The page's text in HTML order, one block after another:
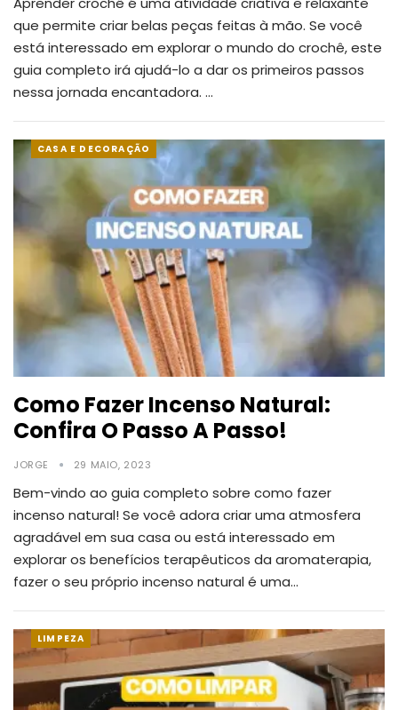
que permite criar belas peças feitas à mão. Se você
está interessado em explorar o mundo do crochê, este
guia completo irá ajudá-lo a dar os primeiros passos
nessa jornada encantadora. …
CASA E DECORAÇÃO
Como Fazer Incenso Natural:
Confira O Passo A Passo!
JORGE 29 MAIO, 2023
Bem-vindo ao guia completo sobre como fazer
incenso natural! Se você adora criar uma atmosfera
agradável em sua casa ou está interessado em
explorar os benefícios terapêuticos da aromaterapia,
fazer o seu próprio incenso natural é uma…
LIMPEZA